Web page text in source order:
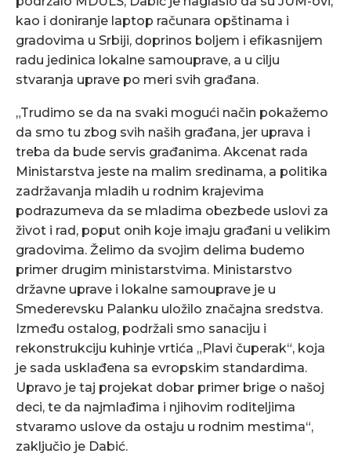
kao i doniranje laptop računara opštinama i
gradovima u Srbiji, doprinos boljem i efikasnijem
radu jedinica lokalne samouprave, a u cilju
stvaranja uprave po meri svih građana.
„Trudimo se da na svaki mogući način pokažemo
da smo tu zbog svih naših građana, jer uprava i
treba da bude servis građanima. Akcenat rada
Ministarstva jeste na malim sredinama, a politika
zadržavanja mladih u rodnim krajevima
podrazumeva da se mladima obezbede uslovi za
život i rad, poput onih koje imaju građani u velikim
gradovima. Želimo da svojim delima budemo
primer drugim ministarstvima. Ministarstvo
državne uprave i lokalne samouprave je u
Smederevsku Palanku uložilo značajna sredstva.
Između ostalog, podržali smo sanaciju i
rekonstrukciju kuhinje vrtića „Plavi čuperak“, koja
je sada usklađena sa evropskim standardima.
Upravo je taj projekat dobar primer brige o našoj
deci, te da najmlađima i njihovim roditeljima
stvaramo uslove da ostaju u rodnim mestima“,
zaključio je Dabić.